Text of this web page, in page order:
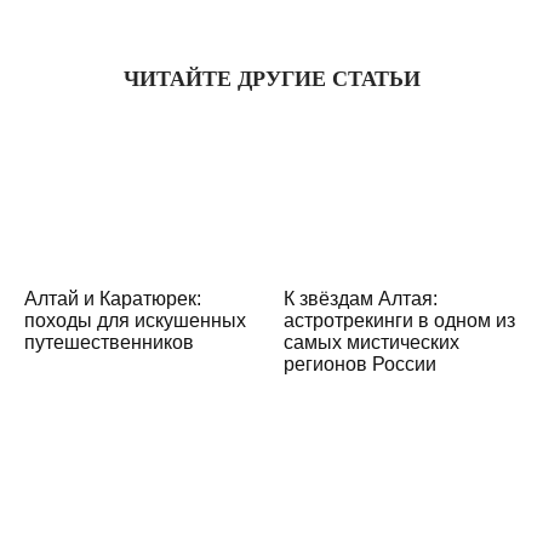
ЧИТАЙТЕ ДРУГИЕ СТАТЬИ
Алтай и Каратюрек:
походы для искушенных
путешественников
К звёздам Алтая:
астротрекинги в одном из
самых мистических
регионов России